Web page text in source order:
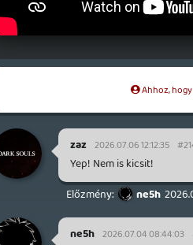
Ahhoz,
zaz 2026.07.06 12:12:35
Yep! Nem is kicsit!
ne5h
ne5h 2026.07.04 08:44:03